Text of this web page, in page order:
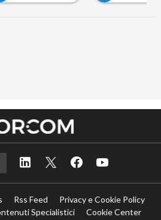
Rss Feed
Privacy e Cookie Policy
Specialistici
Cookie Center